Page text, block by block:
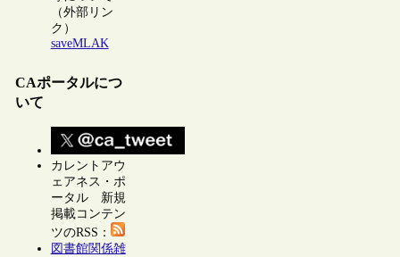
（外部リン
ク）
saveMLAK
CAポータルにつ
いて
カレントアウ
ェアネス・ポ
ータル 新規
掲載コンテン
ツのRSS：
図書館関係雑